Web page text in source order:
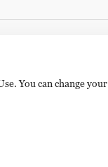
You can change your